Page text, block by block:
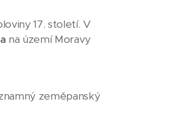
17. století. V
na území Moravy
zeměpanský